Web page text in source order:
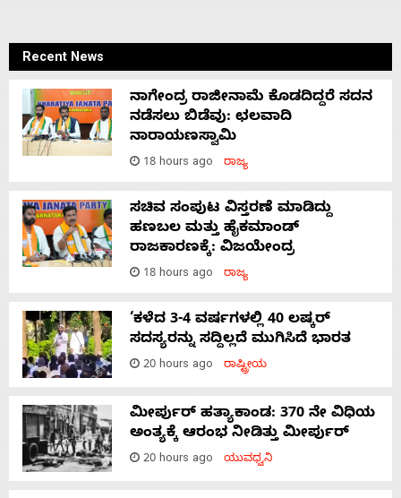
Recent News
ನಾಗೇಂದ್ರ ರಾಜೀನಾಮೆ ಕೊಡದಿದ್ದರೆ ಸದನ
ನಡೆಸಲು ಬಿಡೆವು: ಛಲವಾದಿ
ನಾರಾಯಣಸ್ವಾಮಿ
18 hours ago ರಾಜ್ಯ
ಸಚಿವ ಸಂಪುಟ ವಿಸ್ತರಣೆ ಮಾಡಿದ್ದು
ಹಣಬಲ ಮತ್ತು ಹೈಕಮಾಂಡ್
ರಾಜಕಾರಣಕ್ಕೆ: ವಿಜಯೇಂದ್ರ
18 hours ago ರಾಜ್ಯ
‘ಕಳೆದ 3-4 ವರ್ಷಗಳಲ್ಲಿ 40 ಲಷ್ಕರ್
ಸದಸ್ಯರನ್ನು ಸದ್ದಿಲ್ಲದೆ ಮುಗಿಸಿದೆ ಭಾರತ
20 hours ago ರಾಷ್ಟ್ರೀಯ
ಮೀರ್ಪುರ್ ಹತ್ಯಾಕಾಂಡ: 370 ನೇ ವಿಧಿಯ
ಅಂತ್ಯಕ್ಕೆ ಆರಂಭ ನೀಡಿತ್ತು ಮೀರ್ಪುರ್
20 hours ago ಯುವಧ್ವನಿ